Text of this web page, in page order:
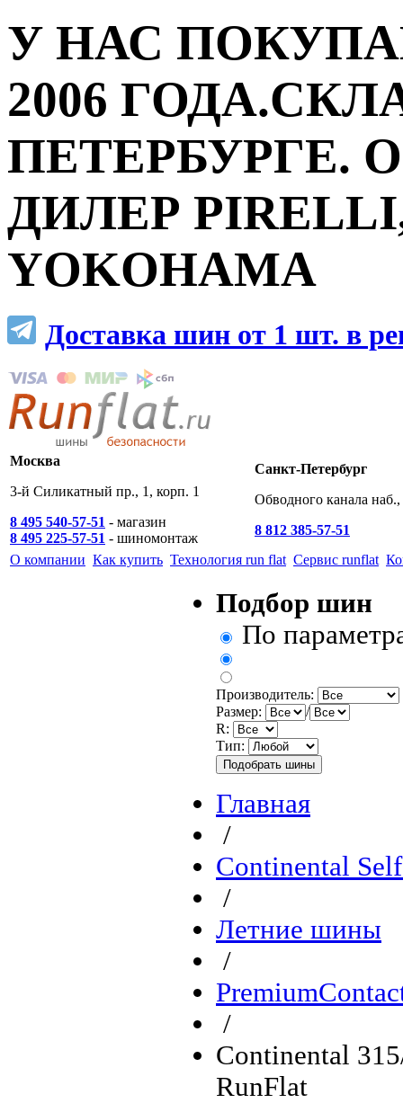
У НАС
2006
ПЕТЕРБУРГЕ.
ДИЛЕР
YOKOHAMA
Доставка шин от 1 шт. в
Москва
3-й Силикатный пр., 1, корп. 1
8 495 540-57-51 - магазин
8 495 225-57-51 - шиномонтаж
Санкт-Петербург
Обводного канала
8 812 385-57-51
О компании Как купить Технология run flat Сервис runflat
Подбор шин
По
Производитель:
Размер:
/
R:
Тип:
Главная
/
Continental
/
Летние шины
/
/
Continental
RunFlat